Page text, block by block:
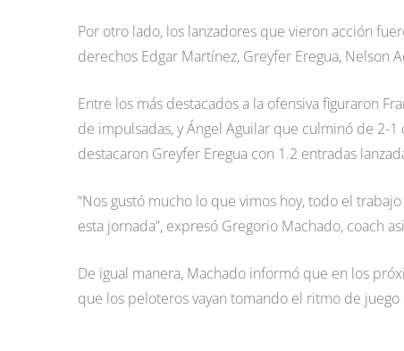
Por otro lado, los lanzadores que vieron acción
derechos Edgar Martínez, Greyfer Eregua, Nelson
Entre los más destacados a la ofensiva figuraron
de impulsadas, y Ángel Aguilar que culminó de 2-
destacaron Greyfer Eregua con 1.2 entradas
“Nos gustó mucho lo que vimos hoy, todo el
esta jornada”, expresó Gregorio Machado, coach
De igual manera, Machado informó que en los
que los peloteros vayan tomando el ritmo de